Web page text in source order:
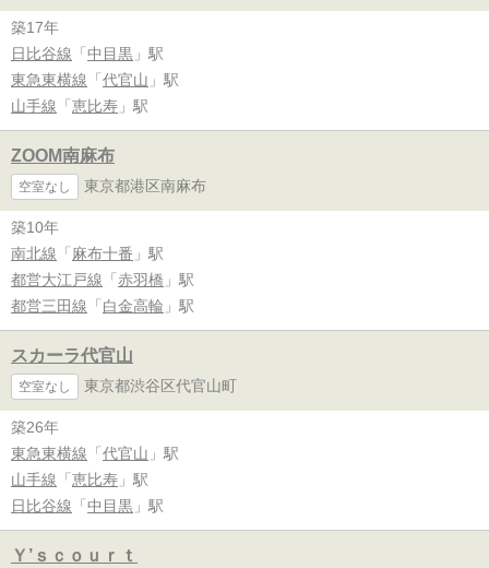
築17年
日比谷線 「 中目黒 」駅
東急東横線 「 代官山 」駅
山手線 「 恵比寿 」駅
ZOOM南麻布
空室なし 東京都港区南麻布
築10年
南北線 「 麻布十番 」駅
都営大江戸線 「 赤羽橋 」駅
都営三田線 「 白金高輪 」駅
スカーラ代官山
空室なし 東京都渋谷区代官山町
築26年
東急東横線 「 代官山 」駅
山手線 「 恵比寿 」駅
日比谷線 「 中目黒 」駅
Ｙ’ｓｃｏｕｒｔ